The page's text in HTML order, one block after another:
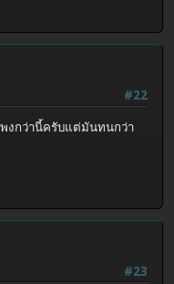
#22
งกว่านี้ครับแต่มันทนกว่า
#23